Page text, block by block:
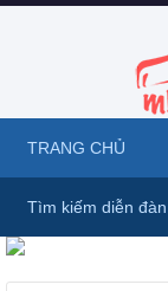
TRANG CHỦ
Tìm kiếm diễn đàn